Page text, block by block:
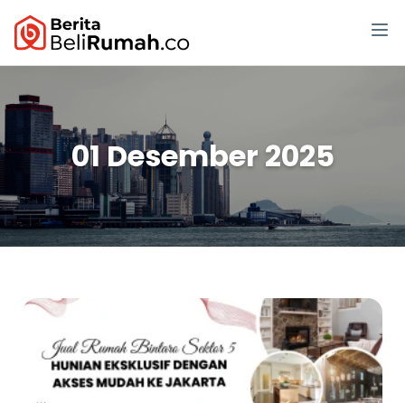
01 Desember 2025